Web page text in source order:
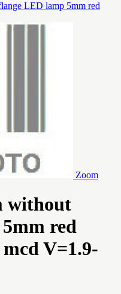
LED lamp 5mm red
Zoom
without
red
V=1.9-